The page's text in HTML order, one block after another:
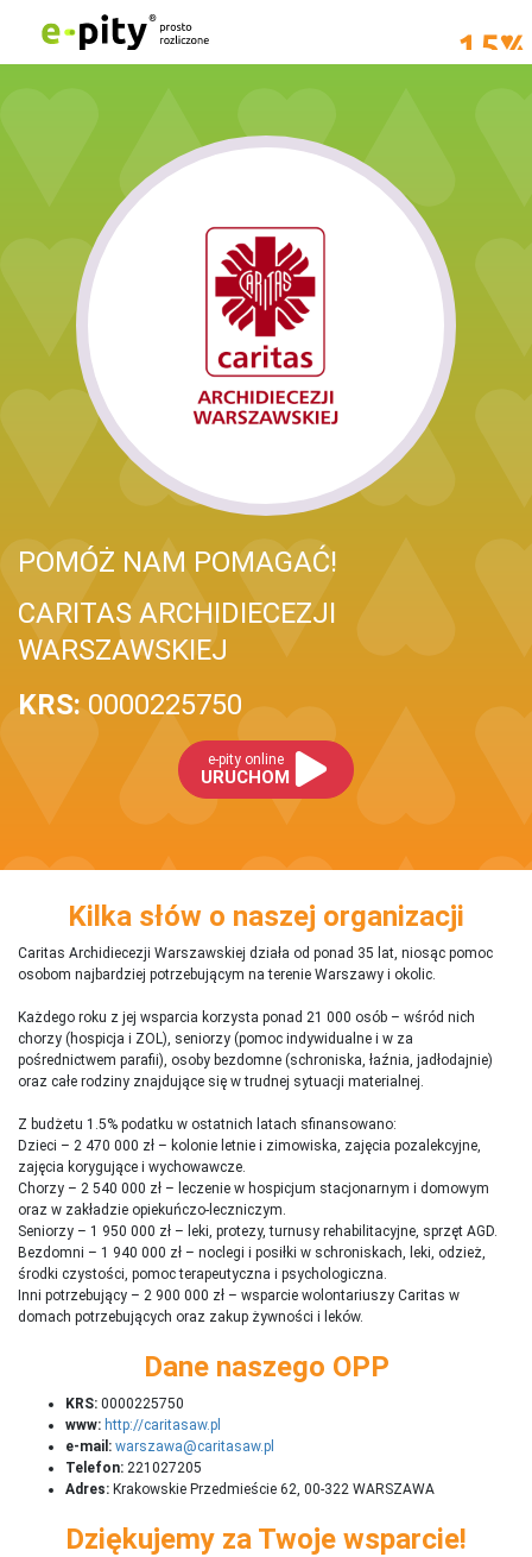
POMÓŻ NAM POMAGAĆ!
CARITAS ARCHIDIECEZJI
WARSZAWSKIEJ
KRS: 0000225750
e-pity online
URUCHOM
Kilka słów o naszej organizacji
Caritas Archidiecezji Warszawskiej działa od ponad 35 lat, niosąc pomoc
osobom najbardziej potrzebującym na terenie Warszawy i okolic.
Każdego roku z jej wsparcia korzysta ponad 21 000 osób – wśród nich
chorzy (hospicja i ZOL), seniorzy (pomoc indywidualne i w za
pośrednictwem parafii), osoby bezdomne (schroniska, łaźnia, jadłodajnie)
oraz całe rodziny znajdujące się w trudnej sytuacji materialnej.
Z budżetu 1.5% podatku w ostatnich latach sfinansowano:
Dzieci – 2 470 000 zł – kolonie letnie i zimowiska, zajęcia pozalekcyjne,
zajęcia korygujące i wychowawcze.
Chorzy – 2 540 000 zł – leczenie w hospicjum stacjonarnym i domowym
oraz w zakładzie opiekuńczo-leczniczym.
Seniorzy – 1 950 000 zł – leki, protezy, turnusy rehabilitacyjne, sprzęt AGD.
Bezdomni – 1 940 000 zł – noclegi i posiłki w schroniskach, leki, odzież,
środki czystości, pomoc terapeutyczna i psychologiczna.
Inni potrzebujący – 2 900 000 zł – wsparcie wolontariuszy Caritas w
domach potrzebujących oraz zakup żywności i leków.
Dane naszego OPP
KRS: 0000225750
www: http://caritasaw.pl
e-mail: warszawa@caritasaw.pl
Telefon: 221027205
Adres: Krakowskie Przedmieście 62, 00-322 WARSZAWA
Dziękujemy za Twoje wsparcie!